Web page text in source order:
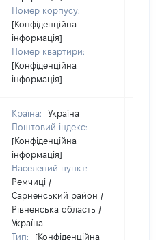
Номер корпусу:
[Конфіденційна
інформація]
Номер квартири:
[Конфіденційна
інформація]
Країна:
Україна
Поштовий індекс:
[Конфіденційна
інформація]
Населений пункт:
Ремчиці /
Сарненський район /
Рівненська область /
Україна
Тип:
[Конфіденційна